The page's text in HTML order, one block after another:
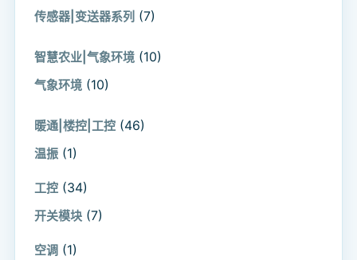
传感器|变送器系列 (7)
智慧农业|气象环境 (10)
气象环境 (10)
暖通|楼控|工控 (46)
温振 (1)
工控 (34)
开关模块 (7)
空调 (1)